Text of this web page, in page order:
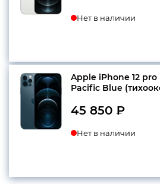
Нет в наличии
Apple iPhone 12 pro
Pacific Blue
45 850 ₽
Нет в наличии